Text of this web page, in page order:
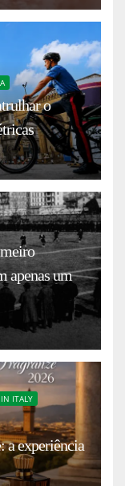
o
apenas um
ITALY
a experiência